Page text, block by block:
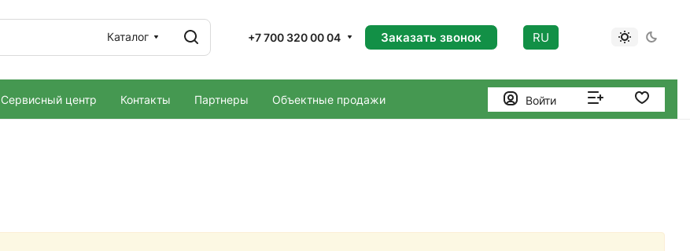
Каталог +7 700 320 00 04 Заказать звонок RU
Сервисный центр Контакты Партнеры Объектные продажи Войти